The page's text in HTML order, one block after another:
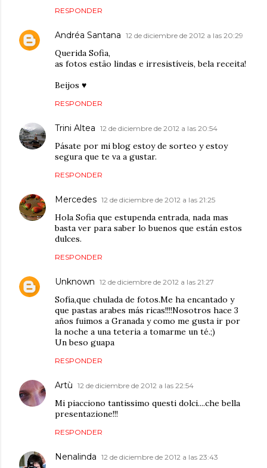
RESPONDER
Andréa Santana 12 de diciembre de 2012 a las 20:29
Querida Sofia,
as fotos estão lindas e irresistíveis, bela receita!
Beijos ♥
RESPONDER
Trini Altea 12 de diciembre de 2012 a las 20:54
Pásate por mi blog estoy de sorteo y estoy
segura que te va a gustar.
RESPONDER
Mercedes 12 de diciembre de 2012 a las 21:25
Hola Sofia que estupenda entrada, nada mas
basta ver para saber lo buenos que están estos
dulces.
RESPONDER
Unknown 12 de diciembre de 2012 a las 21:27
Sofía,que chulada de fotos.Me ha encantado y
que pastas arabes más ricas!!!!Nosotros hace 3
años fuimos a Granada y como me gusta ir por
la noche a una teteria a tomarme un té.;)
Un beso guapa
RESPONDER
Artù 12 de diciembre de 2012 a las 22:54
Mi piacciono tantissimo questi dolci....che bella
presentazione!!!
RESPONDER
Nenalinda 12 de diciembre de 2012 a las 23:43